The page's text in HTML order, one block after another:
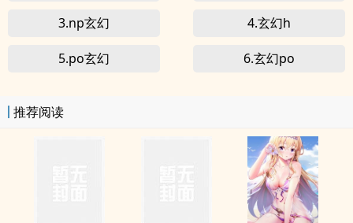
3.np玄幻 4.玄幻h
5.po玄幻 6.玄幻po
推荐阅读